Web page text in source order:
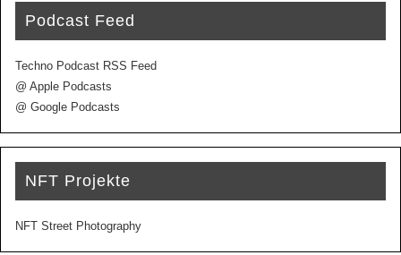
Podcast Feed
Techno Podcast RSS Feed
@ Apple Podcasts
@ Google Podcasts
NFT Projekte
NFT Street Photography